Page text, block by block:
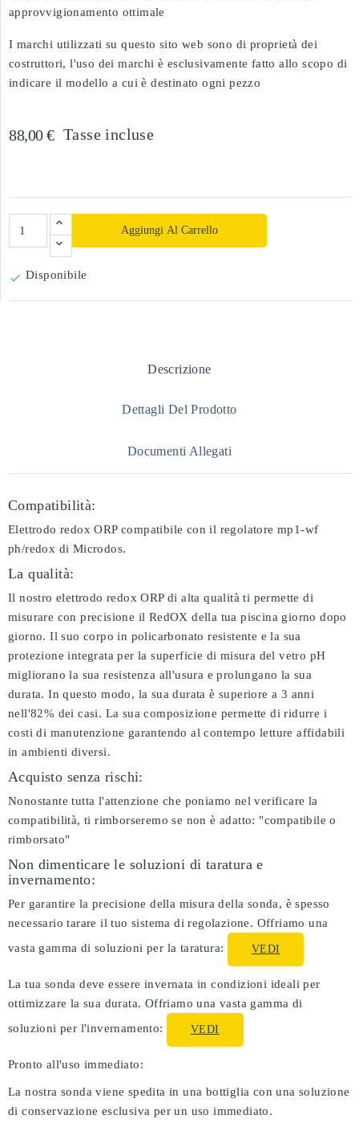
approvvigionamento ottimale
I marchi utilizzati su questo sito web sono di proprietà dei
costruttori, l'uso dei marchi è esclusivamente fatto allo scopo di
indicare il modello a cui è destinato ogni pezzo
88,00 € Tasse incluse
Aggiungi Al Carrello
 Disponibile
Descrizione
Dettagli Del Prodotto
Documenti Allegati
Compatibilità:
Elettrodo redox ORP compatibile con il regolatore mp1-wf
ph/redox di Microdos.
La qualità:
Il nostro elettrodo redox ORP di alta qualità ti permette di
misurare con precisione il RedOX della tua piscina giorno dopo
giorno. Il suo corpo in policarbonato resistente e la sua
protezione integrata per la superficie di misura del vetro pH
migliorano la sua resistenza all'usura e prolungano la sua
durata. In questo modo, la sua durata è superiore a 3 anni
nell'82% dei casi. La sua composizione permette di ridurre i
costi di manutenzione garantendo al contempo letture affidabili
in ambienti diversi.
Acquisto senza rischi:
Nonostante tutta l'attenzione che poniamo nel verificare la
compatibilità, ti rimborseremo se non è adatto: "compatibile o
rimborsato"
Non dimenticare le soluzioni di taratura e
invernamento:
Per garantire la precisione della misura della sonda, è spesso
necessario tarare il tuo sistema di regolazione. Offriamo una
vasta gamma di soluzioni per la taratura:
VEDI
La tua sonda deve essere invernata in condizioni ideali per
ottimizzare la sua durata. Offriamo una vasta gamma di
soluzioni per l'invernamento:
VEDI
Pronto all'uso immediato:
La nostra sonda viene spedita in una bottiglia con una soluzione
di conservazione esclusiva per un uso immediato.